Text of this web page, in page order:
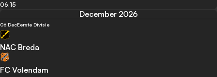
06:15
December 2026
06 DecEerste Divisie
NAC Breda
FC Volendam